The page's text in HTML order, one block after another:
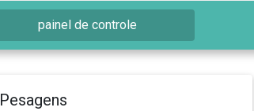
painel de controle
Pesagens